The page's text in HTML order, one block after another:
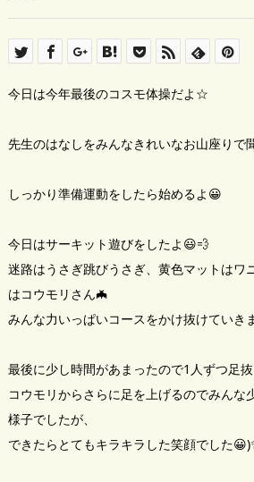
今日は今年最後のコスモ体操だよ☆
先生のはなしをみんなきれいなお山座りで
しっかり準備運動をしたら始めるよ😀
今日はサーキット遊びをしたよ😃💨
迷路はうさぎ跳びうさぎ、黄色マットはワ
はコウモリさん🦇
みんな力いっぱいコースをかけ抜けていき
最後に少し時間があまったので1人ずつ足
コウモリからさらに足を上げるのでみんな
様子でしたが、
できたらとてもキラキラした笑顔でした